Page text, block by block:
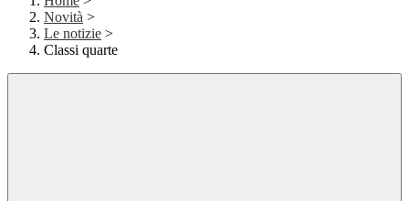
Novità >
Le notizie >
Classi quarte